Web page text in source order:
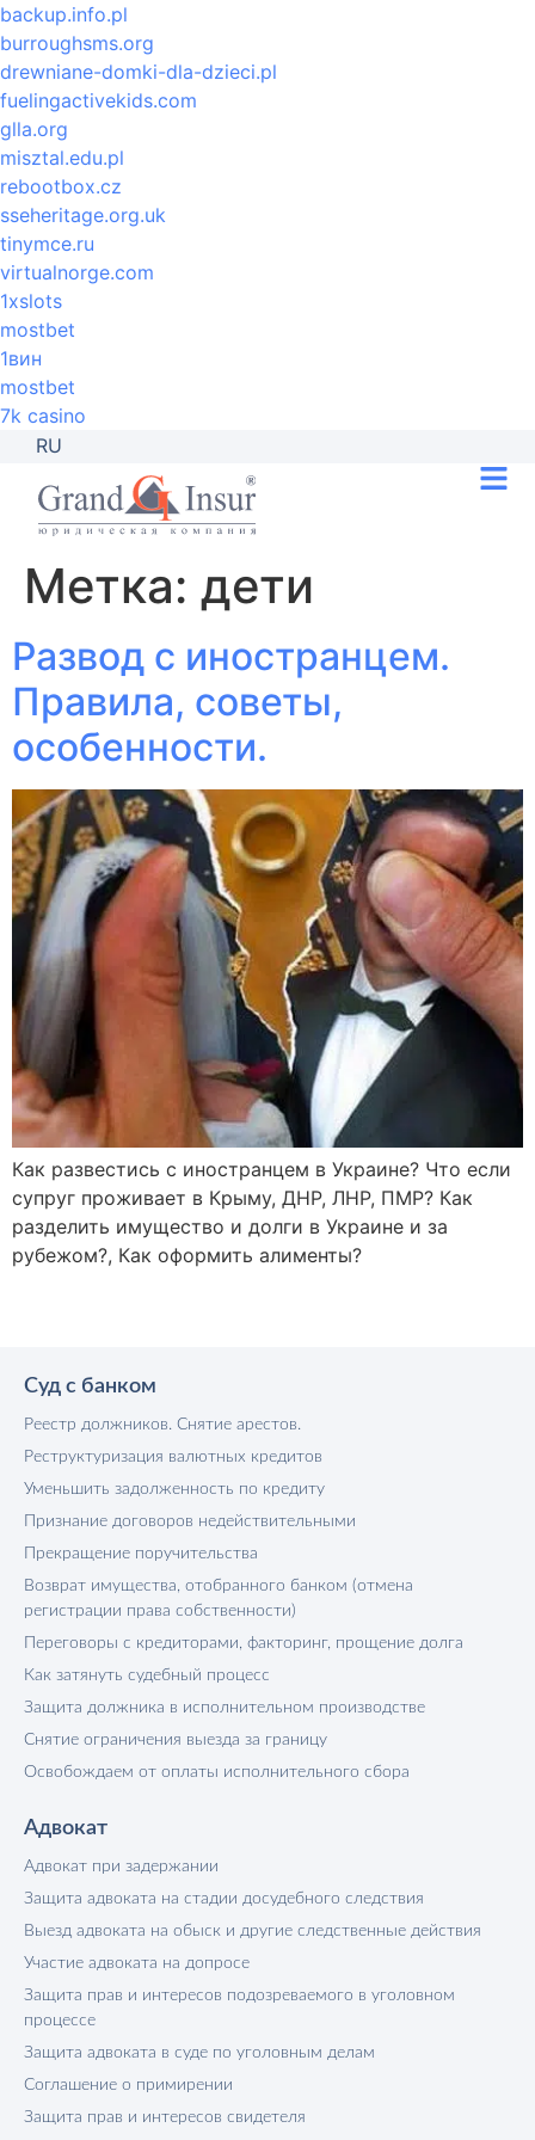
backup.info.pl
burroughsms.org
drewniane-domki-dla-dzieci.pl
fuelingactivekids.com
glla.org
misztal.edu.pl
rebootbox.cz
sseheritage.org.uk
tinymce.ru
virtualnorge.com
1xslots
mostbet
1вин
mostbet
7k casino
RU
Метка: дети
Развод с иностранцем.
Правила, советы,
особенности.
Как развестись с иностранцем в Украине? Что если
супруг проживает в Крыму, ДНР, ЛНР, ПМР? Как
разделить имущество и долги в Украине и за
рубежом?, Как оформить алименты?
Суд с банком
Реестр должников. Снятие арестов.
Реструктуризация валютных кредитов
Уменьшить задолженность по кредиту
Признание договоров недействительными
Прекращение поручительства
Возврат имущества, отобранного банком (отмена
регистрации права собственности)
Переговоры с кредиторами, факторинг, прощение долга
Как затянуть судебный процесс
Защита должника в исполнительном производстве
Снятие ограничения выезда за границу
Освобождаем от оплаты исполнительного сбора
Адвокат
Адвокат при задержании
Защита адвоката на стадии досудебного следствия
Выезд адвоката на обыск и другие следственные действия
Участие адвоката на допросе
Защита прав и интересов подозреваемого в уголовном
процессе
Защита адвоката в суде по уголовным делам
Соглашение о примирении
Защита прав и интересов свидетеля